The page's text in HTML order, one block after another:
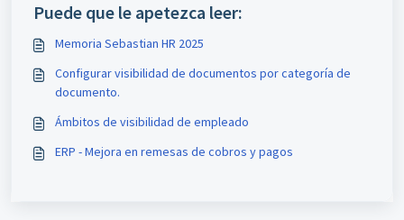
Puede que le apetezca leer:
Memoria Sebastian HR 2025
Configurar visibilidad de documentos por categoría de
documento.
Ámbitos de visibilidad de empleado
ERP - Mejora en remesas de cobros y pagos